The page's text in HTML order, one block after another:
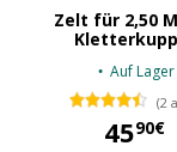
Zelt für 2,50
Auf Lager
(2
4590€